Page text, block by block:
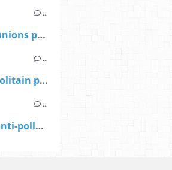
…
> A Paris, les prochaines réunions publiques sur le Grand Paris
…
> Vers un Manifeste Métropolitain pour le Grand Paris
…
> Le Grand Paris et le plan anti-pollution d'Anne Hidalgo